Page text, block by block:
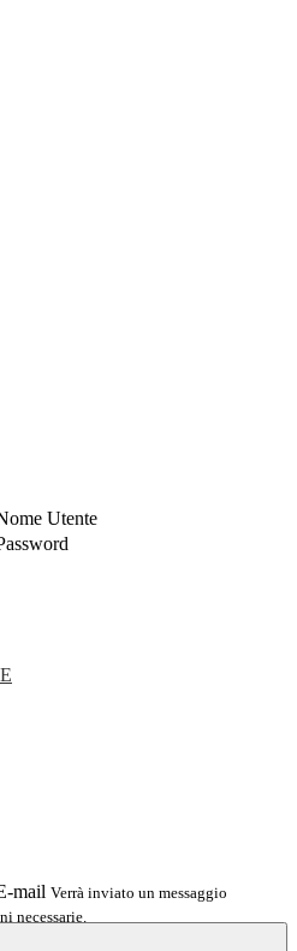
Utente
mail Verrà inviato un messaggio
necessarie.